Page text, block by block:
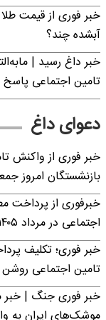
آبشده چند؟
خبر داغ رسید |
تامین اجتماعی پاسخ
دعوای داغ
خبر فوری از واکنش
بازنشستگان امروز جمعه ۱۶ مرداد
خبرفوری از پرداخت
اجتماعی در مرداد ۱۴۰۵
خبر فوری؛ تکلیف
تامین اجتماعی
خبر فوری جنگ | خبر